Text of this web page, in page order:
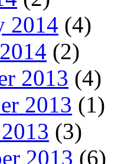
2014 (4)
(2)
2013 (4)
2013 (1)
(3)
2013 (6)